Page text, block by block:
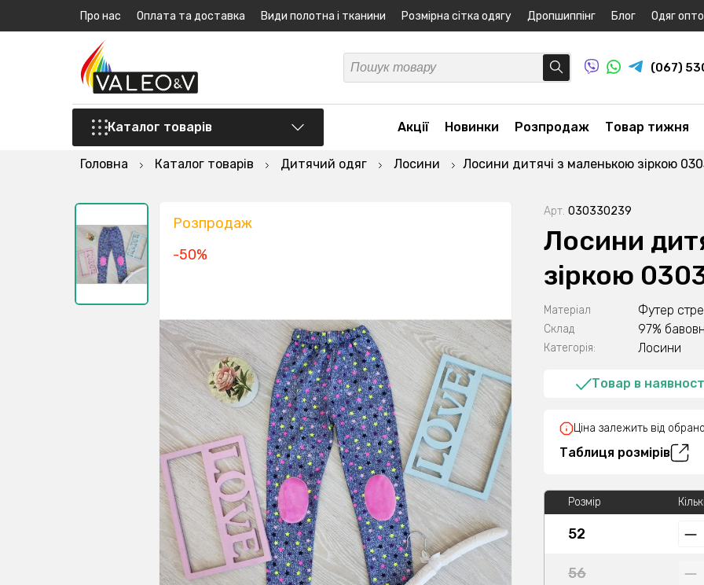
Про нас Оплата та доставка Види полотна і тканини Розмірна сітка одягу Дропшиппінг Блог Одяг
(067)
Каталог товарів Акції Новинки Розпродаж Товар тижня
Головна Каталог товарів Дитячий одяг Лосини Лосини дитячі з маленькою зіркою
Розпродаж
-50%
Арт. 030330239
Лосини
зіркою
Матеріал Футер
Склад 97%
Категорія: Лосини
Товар в
Ціна залежить від
Таблиця розмірів
Розмір
52
56